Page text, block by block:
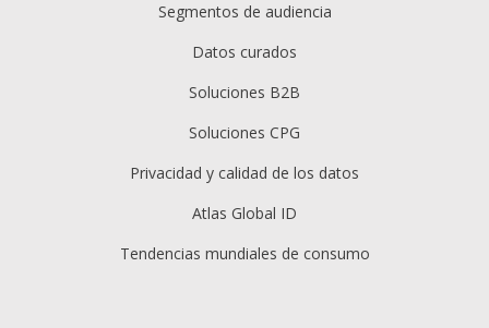
Segmentos de audiencia
Datos curados
Soluciones B2B
Soluciones CPG
Privacidad y calidad de los datos
Atlas Global ID
Tendencias mundiales de consumo